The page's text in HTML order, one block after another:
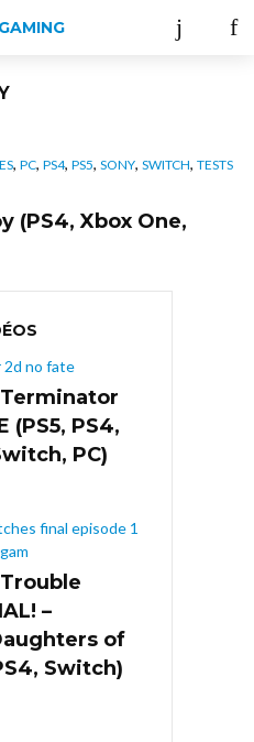
, PC, PS4, PS5, SONY, SWITCH, TESTS
(PS4, Xbox One,
(PS5, PS4,
PC)
–
of
Switch)